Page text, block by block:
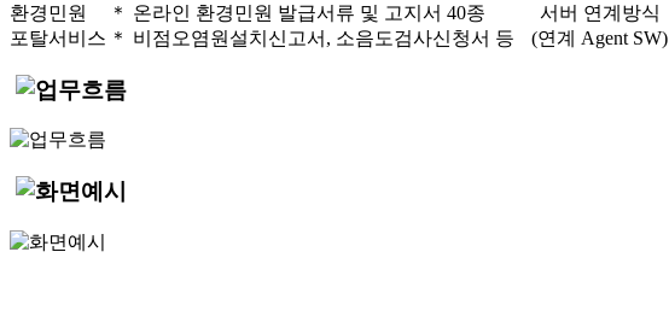
환경민원
포탈서비스
＊ 온라인 환경민원 발급서류 및 고지서 40종
＊ 비점오염원설치신고서, 소음도검사신청서 등
서버 연계방식
(연계 Agent SW)